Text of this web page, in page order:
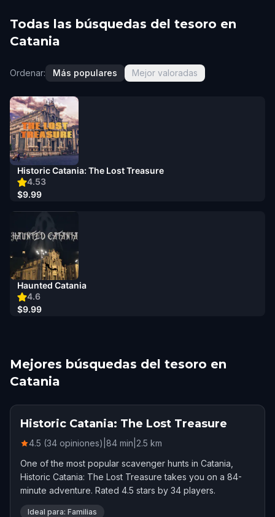
Todas las búsquedas del tesoro en
Catania
Ordenar: Más populares Mejor valoradas
4.53
Historic Catania: The Lost Treasure
$9.99
4.6
Haunted Catania
$9.99
Mejores búsquedas del tesoro en
Catania
Historic Catania: The Lost Treasure
4.5 (34 opiniones) 84 min 2.5 km
One of the most popular scavenger hunts in Catania,
Historic Catania: The Lost Treasure takes you on a 84-
minute adventure. Rated 4.5 stars by 34 players.
Ideal para: Familias